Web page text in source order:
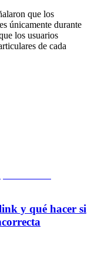
que los
únicamente durante
los usuarios
de cada
y qué hacer si